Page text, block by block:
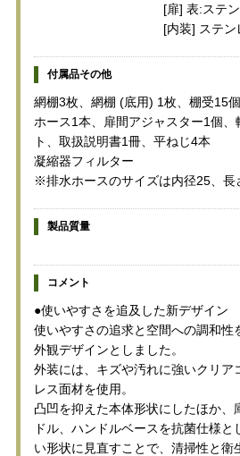
[扉] 表:ステ
[内装] ステン
付属品その他
網棚3枚、網棚 (底用) 1枚、棚受15
ホース1本、扉間アジャスター1個、
ト、取扱説明書1冊、平ねじ4本
凝縮器フィルター
※排水ホースのサイズは内径25、長
製品質量
コメント
●使いやすさを追及した新デザイン
使いやすさの追求と空間への調和性
外観デザインとしました。
外装には、キズや汚れに強いクリア
レス面材を使用。
凸凹を抑えた本体形状にしたほか、
ドル、ハンドルベースを抗菌仕様と
い形状に見直すことで、清掃性と衛